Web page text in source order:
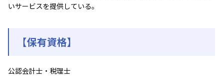
いサービスを提供している。
【保有資格】
公認会計士・税理士